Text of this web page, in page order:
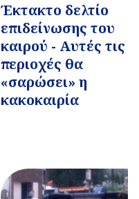
Έκτακτο δελτίο
επιδείνωσης του
καιρού - Αυτές τις
περιοχές θα
«σαρώσει» η
κακοκαιρία